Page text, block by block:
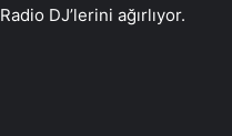
DJ’lerini ağırlıyor.